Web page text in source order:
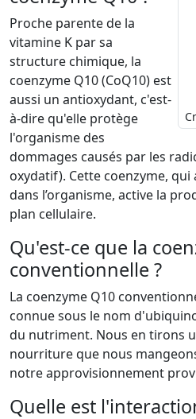
Proche parente de la
vitamine K par sa
structure chimique, la
coenzyme Q10 (CoQ10) est
aussi un antioxydant, c'est-
à-dire qu'elle protège
l'organisme des
dommages causés par les
oxydatif). Cette coenzyme,
dans l’organisme, active la
plan cellulaire.
Qu'est-ce que la
conventionnelle ?
La coenzyme Q10
connue sous le nom
du nutriment. Nous en tirons
nourriture que nous
notre approvisionnement
Quelle est